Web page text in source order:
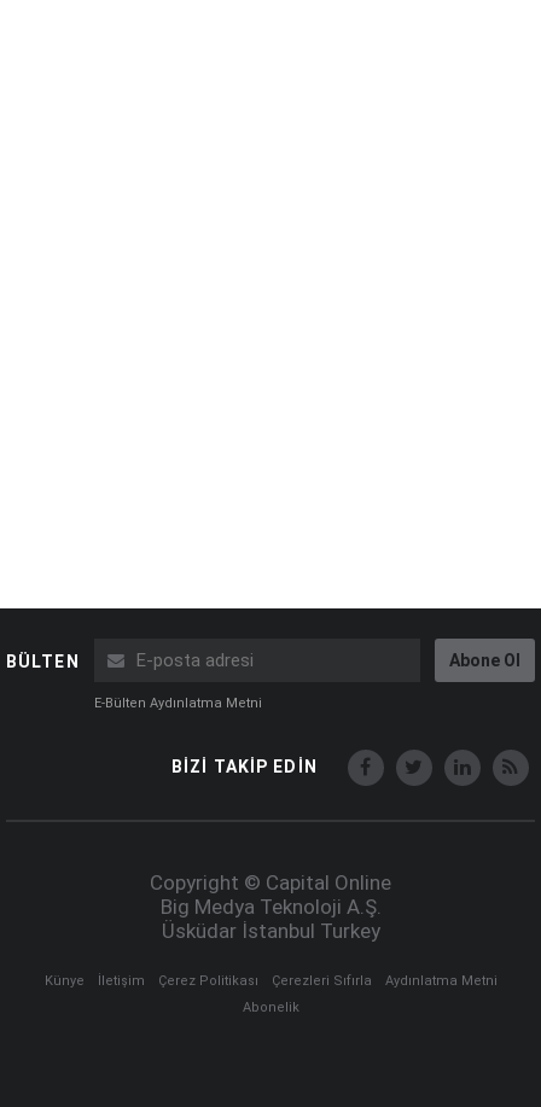
BÜLTEN Abone Ol
E-Bülten Aydınlatma Metni
BİZİ TAKİP EDİN
Copyright © Capital Online
Big Medya Teknoloji A.Ş.
Üsküdar İstanbul Turkey
Künye İletişim Çerez Politikası Çerezleri Sıfırla
Aydınlatma Metni
Abonelik